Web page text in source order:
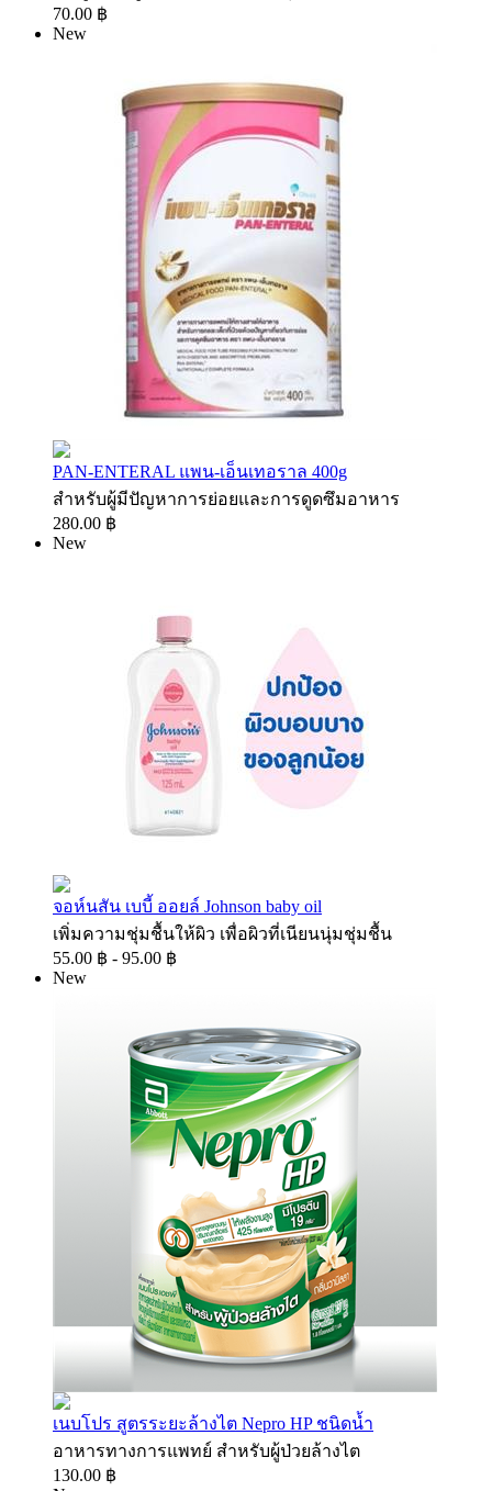
70.00 ฿
New
PAN-ENTERAL แพน-เอ็นเทอราล 400g
สำหรับผู้มีปัญหาการย่อยและการดูดซึมอาหาร
280.00 ฿
New
จอห์นสัน เบบี้ ออยล์ Johnson baby oil
เพิ่มความชุ่มชื้นให้ผิว เพื่อผิวที่เนียนนุ่มชุ่มชื้น
55.00 ฿ - 95.00 ฿
New
เนบโปร สูตรระยะล้างไต Nepro HP ชนิดน้ำ
อาหารทางการแพทย์ สำหรับผู้ป่วยล้างไต
130.00 ฿